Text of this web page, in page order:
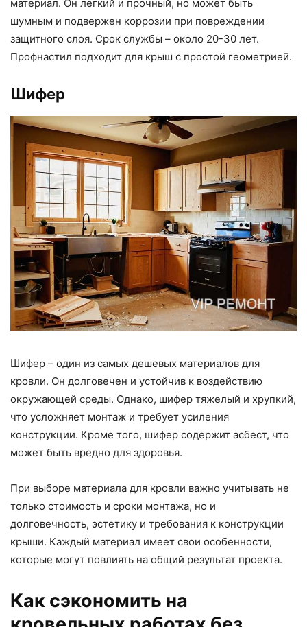
материал. Он легкий и прочный, но может быть
шумным и подвержен коррозии при повреждении
защитного слоя. Срок службы – около 20-30 лет.
Профнастил подходит для крыш с простой геометрией.
Шифер
Шифер – один из самых дешевых материалов для
кровли. Он долговечен и устойчив к воздействию
окружающей среды. Однако, шифер тяжелый и хрупкий,
что усложняет монтаж и требует усиления
конструкции. Кроме того, шифер содержит асбест, что
может быть вредно для здоровья.
При выборе материала для кровли важно учитывать не
только стоимость и сроки монтажа, но и
долговечность, эстетику и требования к конструкции
крыши. Каждый материал имеет свои особенности,
которые могут повлиять на общий результат проекта.
Как сэкономить на